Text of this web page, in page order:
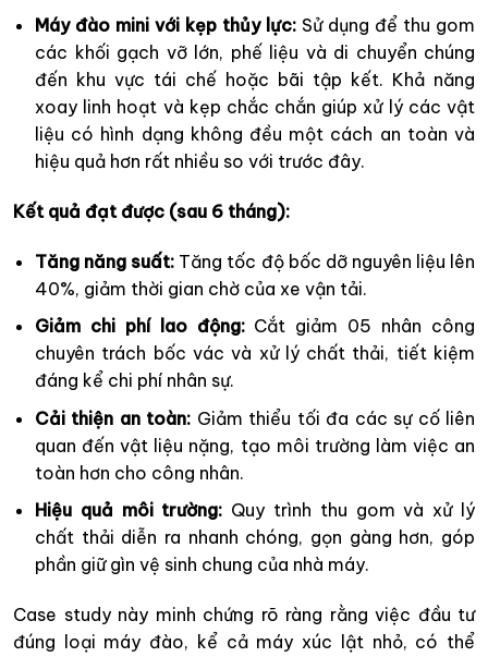
Máy đào mini với kẹp thủy lực: Sử dụng để thu gom
các khối gạch vỡ lớn, phế liệu và di chuyển chúng
đến khu vực tái chế hoặc bãi tập kết. Khả năng
xoay linh hoạt và kẹp chắc chắn giúp xử lý các vật
liệu có hình dạng không đều một cách an toàn và
hiệu quả hơn rất nhiều so với trước đây.
Kết quả đạt được (sau 6 tháng):
Tăng năng suất: Tăng tốc độ bốc dỡ nguyên liệu lên
40%, giảm thời gian chờ của xe vận tải.
Giảm chi phí lao động:Cắt giảm 05 nhân công
chuyên trách bốc vác và xử lý chất thải, tiết kiệm
đáng kể chi phí nhân sự.
Cải thiện an toàn: Giảm thiểu tối đa các sự cố liên
quan đến vật liệu nặng, tạo môi trường làm việc an
toàn hơn cho công nhân.
Hiệu quả môi trường: Quy trình thu gom và xử lý
chất thải diễn ra nhanh chóng, gọn gàng hơn, góp
phần giữ gìn vệ sinh chung của nhà máy.
Case study này minh chứng rõ ràng rằng việc đầu tư
đúng loại máy đào, kể cả máy xúc lật nhỏ, có thể